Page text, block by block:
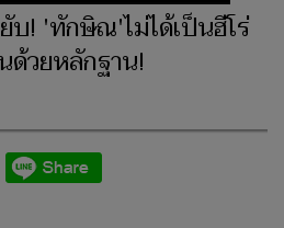
บ! 'ทักษิณ'ไม่ได้เป็นฮีโร่
วยหลักฐาน!